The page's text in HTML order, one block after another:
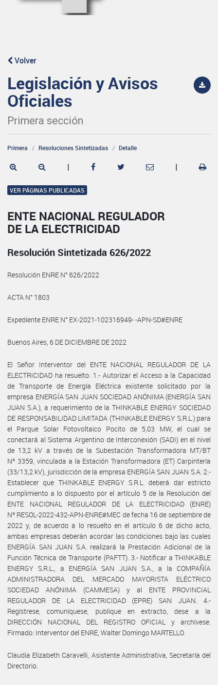
Volver
Legislación y Avisos
Oficiales
Primera sección
Primera Resoluciones Sintetizadas Detalle
| |
VER PÁGINAS PUBLICADAS
ENTE NACIONAL REGULADOR
DE LA ELECTRICIDAD
Resolución Sintetizada 626/2022
Resolución ENRE N° 626/2022
ACTA N° 1803
Expediente ENRE N° EX-2021-102316949- -APN-SD#ENRE
Buenos Aires, 6 DE DICIEMBRE DE 2022
El Señor Interventor del ENTE NACIONAL REGULADOR DE LA
ELECTRICIDAD ha resuelto: 1.- Autorizar el Acceso a la Capacidad
de Transporte de Energía Eléctrica existente solicitado por la
empresa ENERGÍA SAN JUAN SOCIEDAD ANÓNIMA (ENERGÍA SAN
JUAN S.A.), a requerimiento de la THINKABLE ENERGY SOCIEDAD
DE RESPONSABILIDAD LIMITADA (THINKABLE ENERGY S.R.L.) para
el Parque Solar Fotovoltaico Pocito de 5,03 MW, el cual se
conectará al Sistema Argentino de Interconexión (SADI) en el nivel
de 13,2 kV a través de la Subestación Transformadora MT/BT
Nº 3359, vinculada a la Estación Transformadora (ET) Carpintería
(33/13,2 kV), jurisdicción de la empresa ENERGÍA SAN JUAN S.A. 2.-
Establecer que THINKABLE ENERGY S.R.L. deberá dar estricto
cumplimiento a lo dispuesto por el artículo 5 de la Resolución del
ENTE NACIONAL REGULADOR DE LA ELECTRICIDAD (ENRE)
Nº RESOL-2022-432-APN-ENRE#MEC de fecha 16 de septiembre de
2022 y, de acuerdo a lo resuelto en el artículo 6 de dicho acto,
ambas empresas deberán acordar las condiciones bajo las cuales
ENERGÍA SAN JUAN S.A. realizará la Prestación Adicional de la
Función Técnica de Transporte (PAFTT). 3.- Notificar a THINKABLE
ENERGY S.R.L., a ENERGÍA SAN JUAN S.A., a la COMPAÑÍA
ADMINISTRADORA DEL MERCADO MAYORISTA ELÉCTRICO
SOCIEDAD ANÓNIMA (CAMMESA) y al ENTE PROVINCIAL
REGULADOR DE LA ELECTRICIDAD (EPRE) SAN JUAN. 4.-
Regístrese, comuníquese, publique en extracto, dese a la
DIRECCIÓN NACIONAL DEL REGISTRO OFICIAL y archívese.
Firmado: Interventor del ENRE, Walter Domingo MARTELLO.
Claudia Elizabeth Caravelli, Asistente Administrativa, Secretaría del
Directorio.